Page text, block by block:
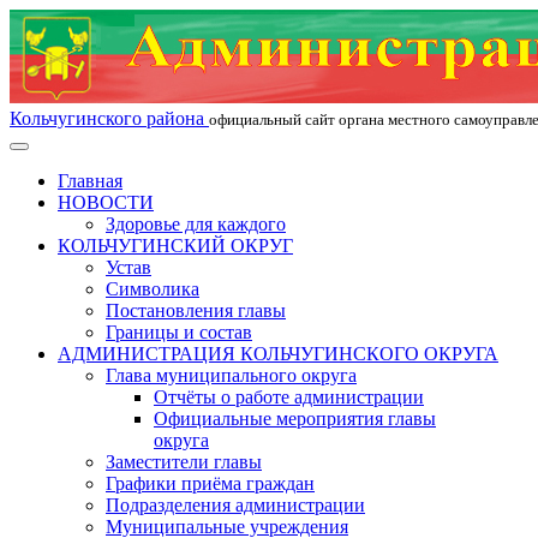
Кольчугинского района официальный сайт органа местного
Главная
НОВОСТИ
Здоровье для каждого
КОЛЬЧУГИНСКИЙ ОКРУГ
Устав
Символика
Постановления главы
Границы и состав
АДМИНИСТРАЦИЯ КОЛЬЧУГИНСКОГО ОКРУГА
Глава муниципального округа
Отчёты о работе администрации
Официальные мероприятия главы
округа
Заместители главы
Графики приёма граждан
Подразделения администрации
Муниципальные учреждения